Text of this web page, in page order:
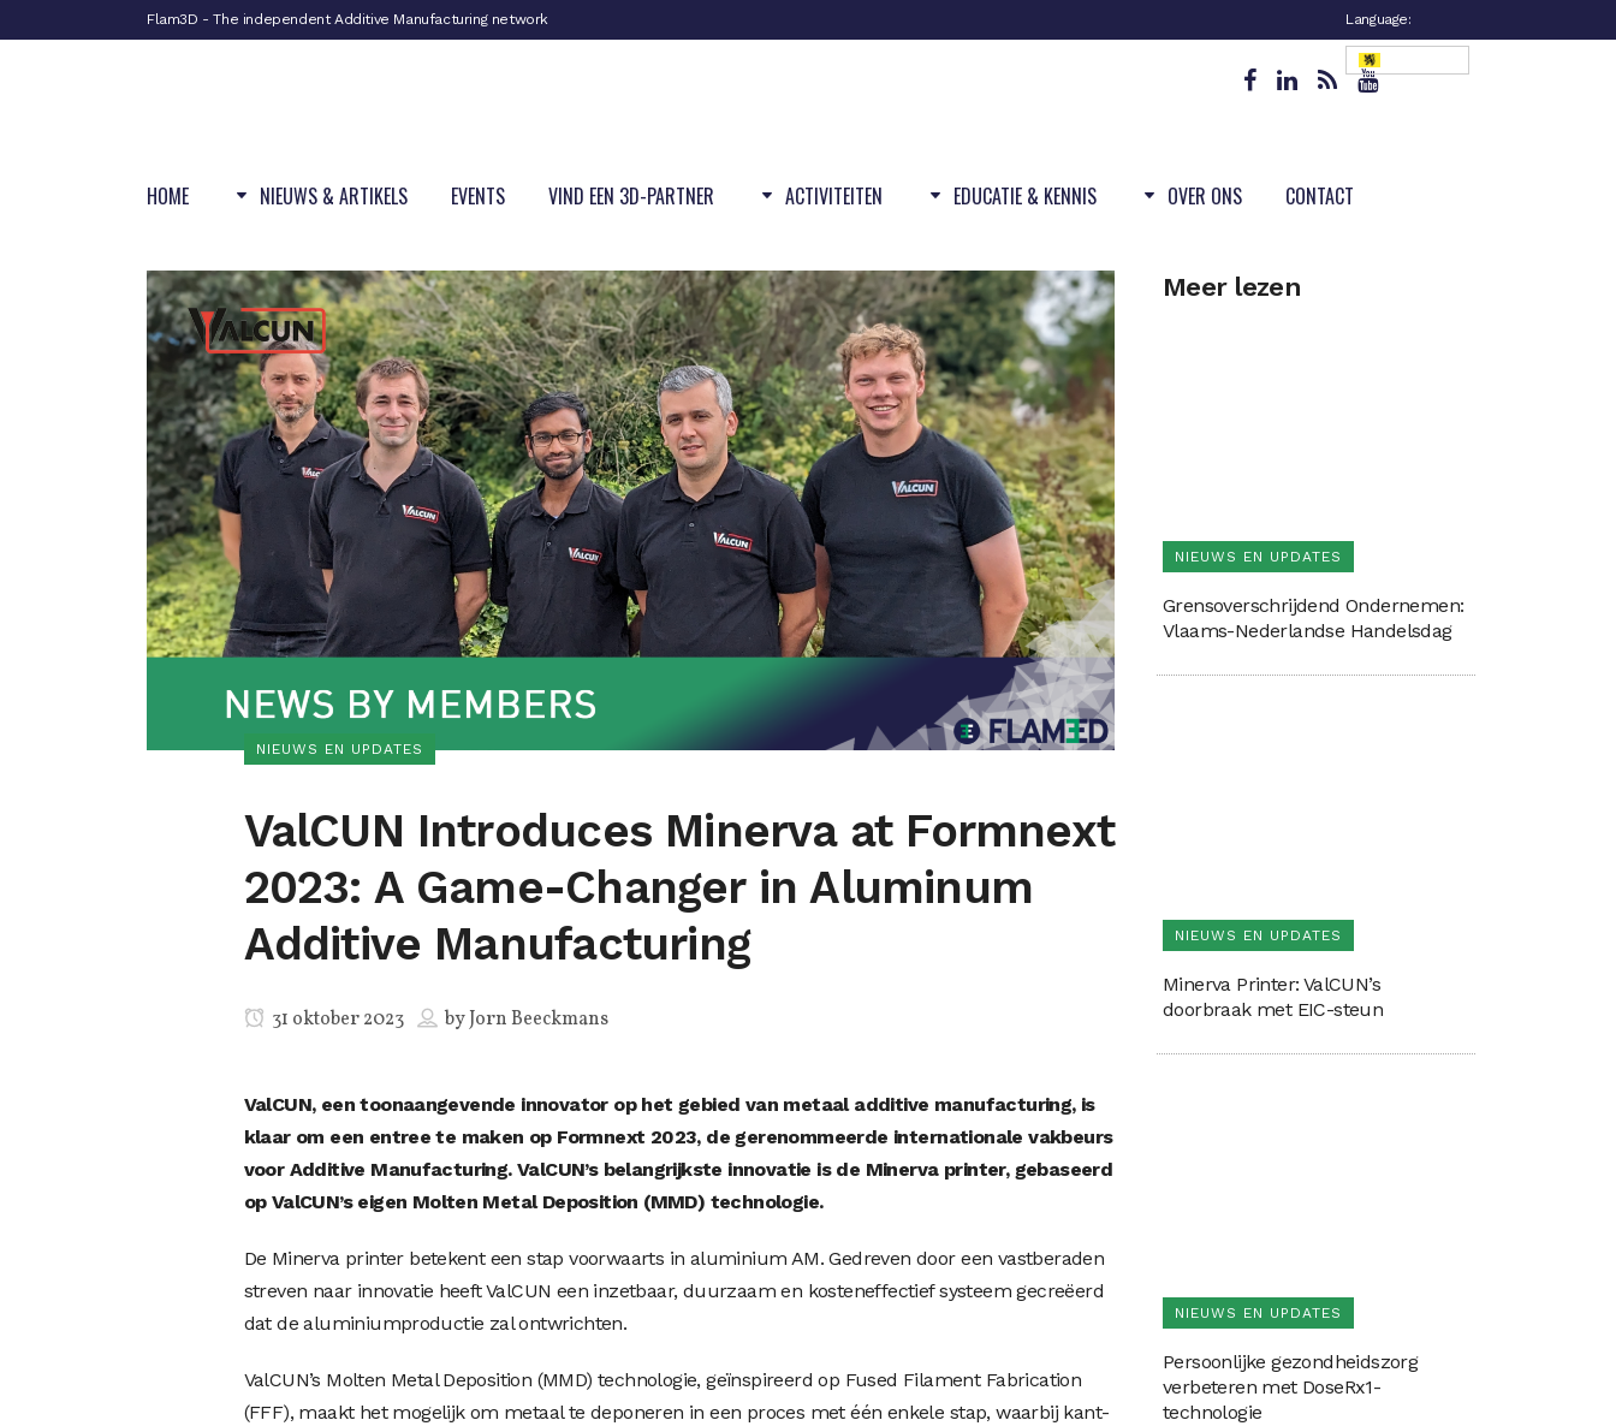
Flam3D - The independent Additive Manufacturing network Language:
HOME NIEUWS & ARTIKELS EVENTS VIND EEN 3D-PARTNER ACTIVITEITEN EDUCATIE & KENNIS OVER ONS CONTACT
NIEUWS EN UPDATES
ValCUN Introduces Minerva at Formnext
2023: A Game-Changer in Aluminum
Additive Manufacturing
31 oktober 2023 byJorn Beeckmans
ValCUN, een toonaangevende innovator op het gebied van metaal additive manufacturing, is
klaar om een entree te maken op Formnext 2023, de gerenommeerde internationale vakbeurs
voor Additive Manufacturing. ValCUN’s belangrijkste innovatie is de Minerva printer, gebaseerd
op ValCUN’s eigen Molten Metal Deposition (MMD) technologie.
De Minerva printer betekent een stap voorwaarts in aluminium AM. Gedreven door een vastberaden
streven naar innovatie heeft ValCUN een inzetbaar, duurzaam en kosteneffectief systeem gecreëerd
dat de aluminiumproductie zal ontwrichten.
ValCUN’s Molten Metal Deposition (MMD) technologie, geïnspireerd op Fused Filament Fabrication
(FFF), maakt het mogelijk om metaal te deponeren in een proces met één enkele stap, waarbij kant-
Meer lezen
NIEUWS EN UPDATES
Grensoverschrijdend Ondernemen:
Vlaams-Nederlandse Handelsdag
NIEUWS EN UPDATES
Minerva Printer: ValCUN’s
doorbraak met EIC-steun
NIEUWS EN UPDATES
Persoonlijke gezondheidszorg
verbeteren met DoseRx1-
technologie